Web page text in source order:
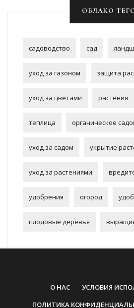
ОБЛАКО
садоводство сад
уход за газоном защита
уход за цветами растения
теплица органическое
уход за садом укрытие
уход за растениями
удобрения огород
плодовые деревья
О НАС
УСЛОВИЯ
ПОЛИТИКА